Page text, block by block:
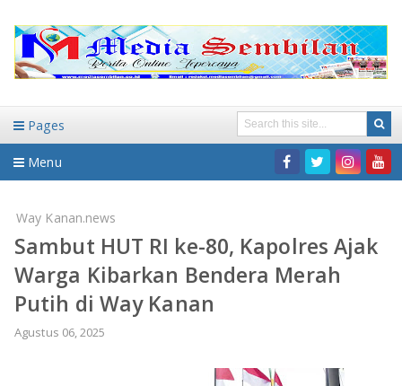
Pages
Menu
DAERAH
NASIONAL
DAERAH
HUKUM-KRIMINAL
PENDIDIKAN
Way Kanan.news
Sambut HUT RI ke-80, Kapolres Ajak
Warga Kibarkan Bendera Merah
Putih di Way Kanan
Agustus 06, 2025